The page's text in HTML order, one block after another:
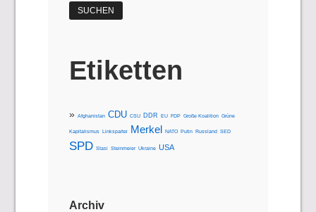
Etiketten
Afghanistan CDU CSU DDR EU FDP Große Koalition Grüne
Kapitalismus Linkspartei Merkel NATO Putin Russland SED
SPD Stasi Steinmeier Ukraine USA
Archiv